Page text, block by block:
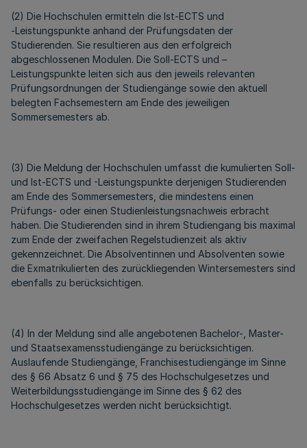
(2) Die Hochschulen ermitteln die Ist-ECTS und
‑Leistungspunkte anhand der Prüfungsdaten der
Studierenden. Sie resultieren aus den erfolgreich
abgeschlossenen Modulen. Die Soll-ECTS und –
Leistungspunkte leiten sich aus den jeweils relevanten
Prüfungsordnungen der Studiengänge sowie den aktuell
belegten Fachsemestern am Ende des jeweiligen
Sommersemesters ab.
(3) Die Meldung der Hochschulen umfasst die kumulierten Soll-
und Ist-ECTS und -Leistungspunkte derjenigen Studierenden
am Ende des Sommersemesters, die mindestens einen
Prüfungs- oder einen Studienleistungsnachweis erbracht
haben. Die Studierenden sind in ihrem Studiengang bis maximal
zum Ende der zweifachen Regelstudienzeit als aktiv
gekennzeichnet. Die Absolventinnen und Absolventen sowie
die Exmatrikulierten des zurückliegenden Wintersemesters sind
ebenfalls zu berücksichtigen.
(4) In der Meldung sind alle angebotenen Bachelor-, Master-
und Staatsexamensstudiengänge zu berücksichtigen.
Auslaufende Studiengänge, Franchisestudiengänge im Sinne
des § 66 Absatz 6 und § 75 des Hochschulgesetzes und
Weiterbildungsstudiengänge im Sinne des § 62 des
Hochschulgesetzes werden nicht berücksichtigt.